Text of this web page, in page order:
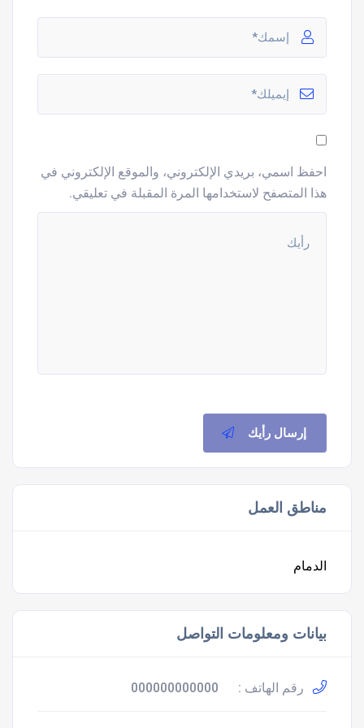
احفظ اسمي، بريدي الإلكتروني، والموقع الإلكتروني في
هذا المتصفح لاستخدامها المرة المقبلة في تعليقي.
إرسال رأيك
مناطق العمل
الدمام
بيانات ومعلومات التواصل
رقم الهاتف : 000000000000